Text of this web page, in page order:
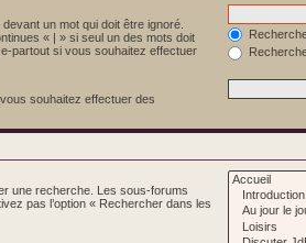
un mot qui doit être ignoré.
« | » si seul un des mots doit
partout si vous souhaitez effectuer
souhaitez effectuer des
une recherche. Les sous-forums
pas l’option « Rechercher dans les